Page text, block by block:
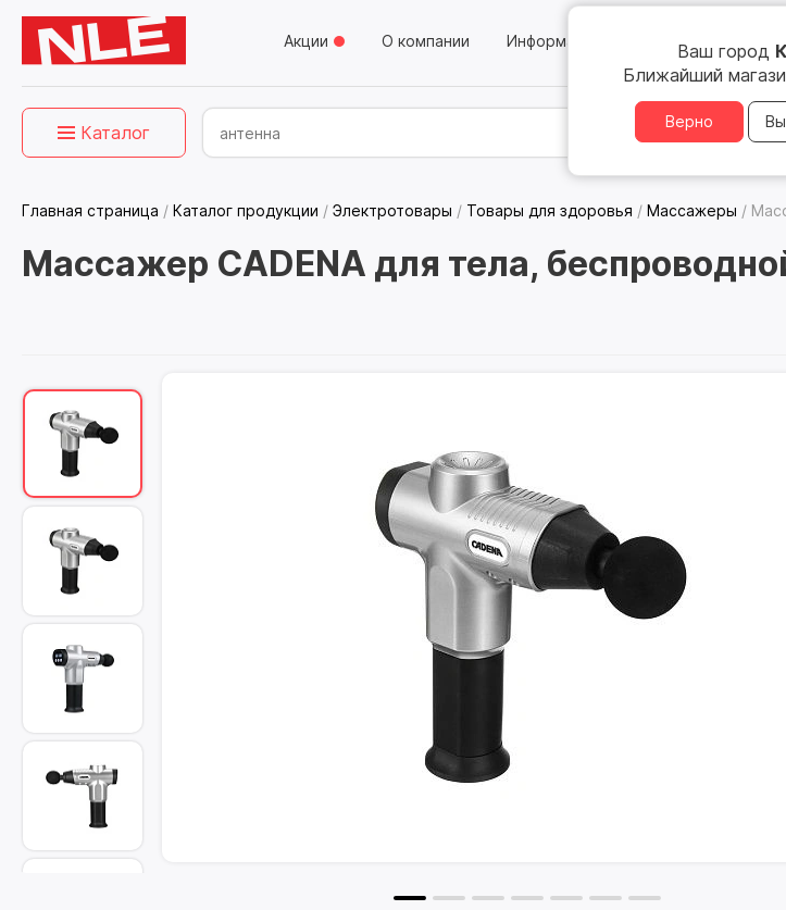
Акции О компании Информация Ваш город
Ближайший
Верно
Каталог
Главная страница / Каталог продукции / Электротовары / Товары для здоровья / Массажеры /
Массажер CADENA для тела,